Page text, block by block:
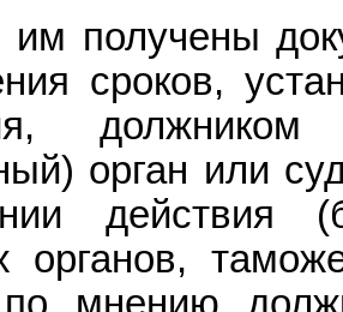
им получены
сроков,
орган или
действия
органов,